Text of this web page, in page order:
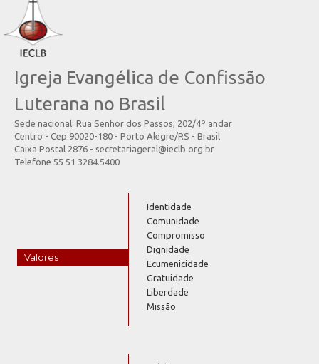
Igreja Evangélica de Confissão
Luterana no Brasil
Sede nacional: Rua Senhor dos Passos, 202/4º andar
Centro - Cep 90020-180 - Porto Alegre/RS - Brasil
Caixa Postal 2876 - secretariageral@ieclb.org.br
Telefone 55 51 3284.5400
Valores
Identidade
Comunidade
Compromisso
Dignidade
Ecumenicidade
Gratuidade
Liberdade
Missão